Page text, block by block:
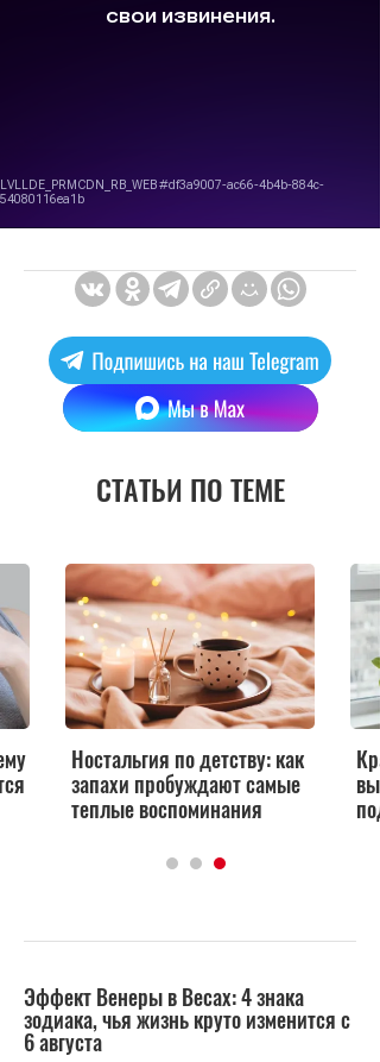
СТАТЬИ ПО ТЕМЕ
Ностальгия по детству: как
запахи пробуждают самые
теплые воспоминания